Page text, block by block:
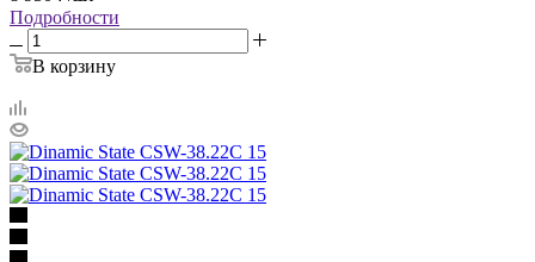
Подробности
В корзину